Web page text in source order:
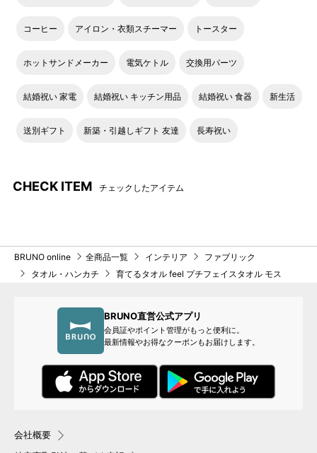
コーヒー アイロン・衣類スチーマー トースター
ホットサンドメーカー 電気ケトル 交換用パーツ
結婚祝い 家電 結婚祝い キッチン用品 結婚祝い 食器 新生活
送別ギフト 新築・引越しギフト 友達 長寿祝い
CHECK ITEM チェックしたアイテム
BRUNO online 全商品一覧 インテリア
ファブリック
タオル・ハンカチ
育てるタオル feel プチフェイスタオル モス
BRUNO直営公式アプリ
会員証やポイント管理がもっと便利に。
最新情報やお得なクーポンもお届けします。
会社概要